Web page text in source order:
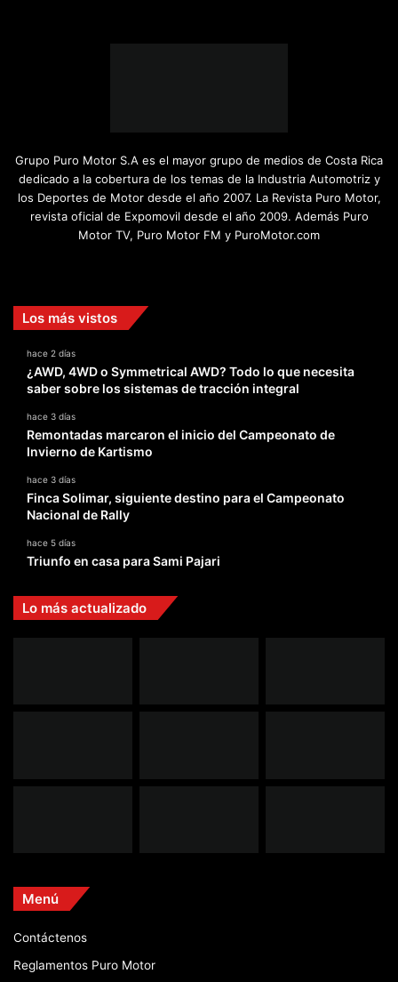
Grupo Puro Motor S.A es el mayor grupo de medios de Costa Rica
dedicado a la cobertura de los temas de la Industria Automotriz y
los Deportes de Motor desde el año 2007. La Revista Puro Motor,
revista oficial de Expomovil desde el año 2009. Además Puro
Motor TV, Puro Motor FM y PuroMotor.com
Los más vistos
hace 2 días
¿AWD, 4WD o Symmetrical AWD? Todo lo que necesita
saber sobre los sistemas de tracción integral
hace 3 días
Remontadas marcaron el inicio del Campeonato de
Invierno de Kartismo
hace 3 días
Finca Solimar, siguiente destino para el Campeonato
Nacional de Rally
hace 5 días
Triunfo en casa para Sami Pajari
Lo más actualizado
Menú
Contáctenos
Reglamentos Puro Motor